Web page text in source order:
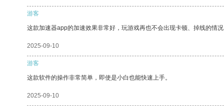
游客
这款加速器app的加速效果非常好，玩游戏再也不会出现卡顿、掉线的情
2025-09-10
游客
这款软件的操作非常简单，即使是小白也能快速上手。
2025-09-10